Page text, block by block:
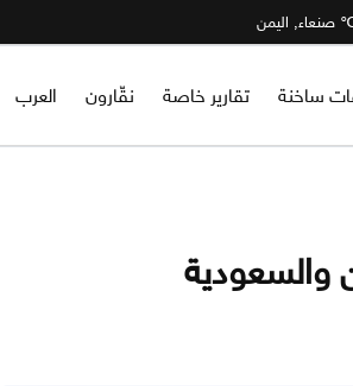
ساخنة تقارير خاصة نقّارون العرب
والسعودية